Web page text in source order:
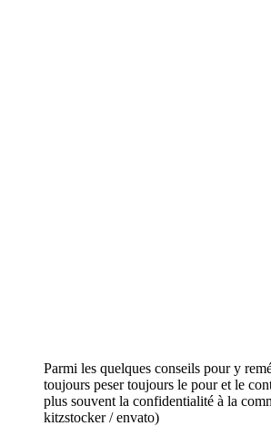
Parmi les quelques conseils pour y
toujours peser toujours le pour et le
plus souvent la confidentialité à la
kitzstocker / envato)